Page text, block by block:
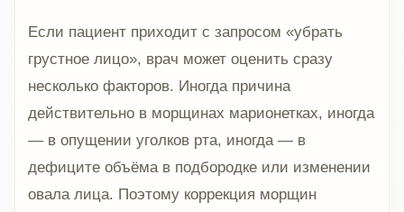
Если пациент приходит с запросом «убрать
грустное лицо», врач может оценить сразу
несколько факторов. Иногда причина
действительно в морщинах марионетках, иногда
— в опущении уголков рта, иногда — в
дефиците объёма в подбородке или изменении
овала лица. Поэтому коррекция морщин